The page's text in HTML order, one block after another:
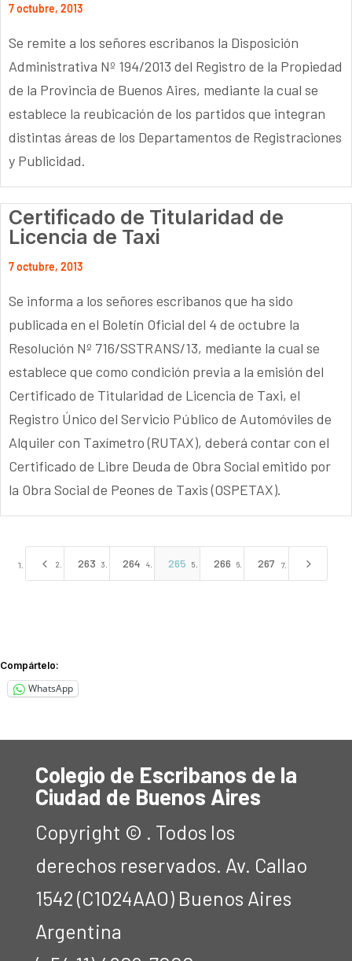
7 octubre, 2013
Se remite a los señores escribanos la Disposición
Administrativa Nº 194/2013 del Registro de la Propiedad
de la Provincia de Buenos Aires, mediante la cual se
establece la reubicación de los partidos que integran
distintas áreas de los Departamentos de Registraciones
y Publicidad.
Certificado de Titularidad de
Licencia de Taxi
7 octubre, 2013
Se informa a los señores escribanos que ha sido
publicada en el Boletín Oficial del 4 de octubre la
Resolución Nº 716/SSTRANS/13, mediante la cual se
establece que como condición previa a la emisión del
Certificado de Titularidad de Licencia de Taxi, el
Registro Único del Servicio Público de Automóviles de
Alquiler con Taxímetro (RUTAX), deberá contar con el
Certificado de Libre Deuda de Obra Social emitido por
la Obra Social de Peones de Taxis (OSPETAX).
4 263 264 265 266 267 5
Compártelo:
WhatsApp
Colegio de Escribanos de la
Ciudad de Buenos Aires
Copyright © . Todos los
derechos reservados. Av. Callao
1542 (C1024AAO) Buenos Aires
Argentina